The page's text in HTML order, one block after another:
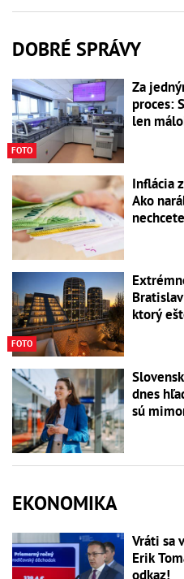
DOBRÉ SPRÁVY
FOTO
Za
proces:
len
Inflácia
Ako
FOTO
ktorý
dnes
sú
EKONOMIKA
Vráti sa
Erik
odkaz!